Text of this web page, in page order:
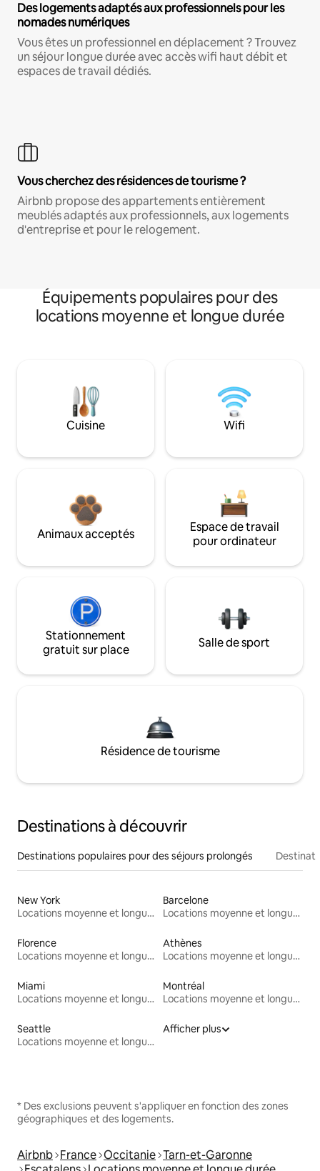
Des logements adaptés aux professionnels pour les
nomades numériques
Vous êtes un professionnel en déplacement ? Trouvez
un séjour longue durée avec accès wifi haut débit et
espaces de travail dédiés.
Vous cherchez des résidences de tourisme ?
Airbnb propose des appartements entièrement
meublés adaptés aux professionnels, aux logements
d'entreprise et pour le relogement.
Équipements populaires pour des
locations moyenne et longue durée
Cuisine Wifi
Animaux acceptés
Espace de travail
pour ordinateur
Stationnement
gratuit sur place
Salle de sport
Résidence de tourisme
Destinations à découvrir
Destinations populaires pour des séjours prolongés
New York
Locations moyenne et longue durée
Barcelone
Locations moyenne et longue durée
Florence
Locations moyenne et longue durée
Athènes
Locations moyenne et longue durée
Miami
Locations moyenne et longue durée
Montréal
Locations moyenne et longue durée
Seattle
Locations moyenne et longue durée
Afficher plus
* Des exclusions peuvent s'appliquer en fonction des zones
géographiques et des logements.
Airbnb France Occitanie Tarn-et-Garonne